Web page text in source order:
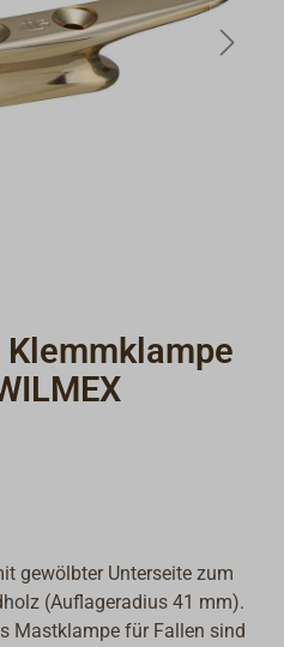
gewölbter Unterseite zum
(Auflageradius 41 mm).
Mastklampe für Fallen sind